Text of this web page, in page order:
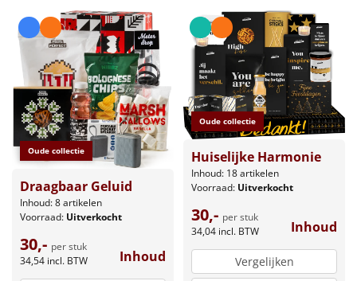
Oude collectie
Draagbaar Geluid
Inhoud: 8 artikelen
Voorraad: Uitverkocht
30,- per stuk
34,54 incl. BTW Inhoud
Oude collectie
Huiselijke Harmonie
Inhoud: 18 artikelen
Voorraad: Uitverkocht
30,- per stuk
34,04 incl. BTW Inhoud
Vergelijken